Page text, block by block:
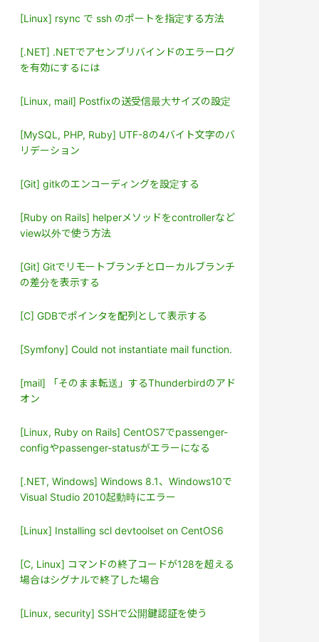
[Linux] rsync で ssh のポートを指定する方法
[.NET] .NETでアセンブリバインドのエラーログ
を有効にするには
[Linux, mail] Postfixの送受信最大サイズの設定
[MySQL, PHP, Ruby] UTF-8の4バイト文字のバ
リデーション
[Git] gitkのエンコーディングを設定する
[Ruby on Rails] helperメソッドをcontrollerなど
view以外で使う方法
[Git] Gitでリモートブランチとローカルブランチ
の差分を表示する
[C] GDBでポインタを配列として表示する
[Symfony] Could not instantiate mail function.
[mail] 「そのまま転送」するThunderbirdのアド
オン
[Linux, Ruby on Rails] CentOS7でpassenger-
configやpassenger-statusがエラーになる
[.NET, Windows] Windows 8.1、Windows10で
Visual Studio 2010起動時にエラー
[Linux] Installing scl devtoolset on CentOS6
[C, Linux] コマンドの終了コードが128を超える
場合はシグナルで終了した場合
[Linux, security] SSHで公開鍵認証を使う